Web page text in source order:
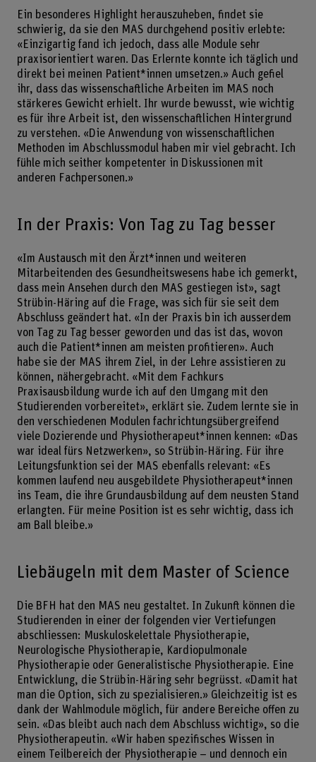
Ein besonderes Highlight herauszuheben, findet sie
schwierig, da sie den MAS durchgehend positiv erlebte:
«Einzigartig fand ich jedoch, dass alle Module sehr
praxisorientiert waren. Das Erlernte konnte ich täglich und
direkt bei meinen Patient*innen umsetzen.» Auch gefiel
ihr, dass das wissenschaftliche Arbeiten im MAS noch
stärkeres Gewicht erhielt. Ihr wurde bewusst, wie wichtig
es für ihre Arbeit ist, den wissenschaftlichen Hintergrund
zu verstehen. «Die Anwendung von wissenschaftlichen
Methoden im Abschlussmodul haben mir viel gebracht. Ich
fühle mich seither kompetenter in Diskussionen mit
anderen Fachpersonen.»
In der Praxis: Von Tag zu Tag besser
«Im Austausch mit den Ärzt*innen und weiteren
Mitarbeitenden des Gesundheitswesens habe ich gemerkt,
dass mein Ansehen durch den MAS gestiegen ist», sagt
Strübin-Häring auf die Frage, was sich für sie seit dem
Abschluss geändert hat. «In der Praxis bin ich ausserdem
von Tag zu Tag besser geworden und das ist das, wovon
auch die Patient*innen am meisten profitieren». Auch
habe sie der MAS ihrem Ziel, in der Lehre assistieren zu
können, nähergebracht. «Mit dem Fachkurs
Praxisausbildung wurde ich auf den Umgang mit den
Studierenden vorbereitet», erklärt sie. Zudem lernte sie in
den verschiedenen Modulen fachrichtungsübergreifend
viele Dozierende und Physiotherapeut*innen kennen: «Das
war ideal fürs Netzwerken», so Strübin-Häring. Für ihre
Leitungsfunktion sei der MAS ebenfalls relevant: «Es
kommen laufend neu ausgebildete Physiotherapeut*innen
ins Team, die ihre Grundausbildung auf dem neusten Stand
erlangten. Für meine Position ist es sehr wichtig, dass ich
am Ball bleibe.»
Liebäugeln mit dem Master of Science
Die BFH hat den MAS neu gestaltet. In Zukunft können die
Studierenden in einer der folgenden vier Vertiefungen
abschliessen: Muskuloskelettale Physiotherapie,
Neurologische Physiotherapie, Kardiopulmonale
Physiotherapie oder Generalistische Physiotherapie. Eine
Entwicklung, die Strübin-Häring sehr begrüsst. «Damit hat
man die Option, sich zu spezialisieren.» Gleichzeitig ist es
dank der Wahlmodule möglich, für andere Bereiche offen zu
sein. «Das bleibt auch nach dem Abschluss wichtig», so die
Physiotherapeutin. «Wir haben spezifisches Wissen in
einem Teilbereich der Physiotherapie – und dennoch ein